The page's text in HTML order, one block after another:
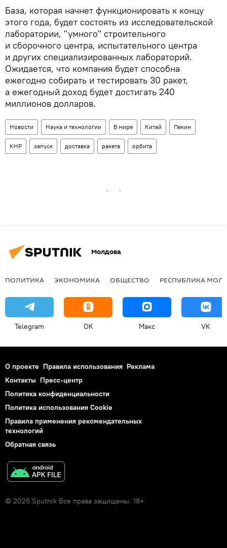
База, которая начнет функционировать к концу
этого года, будет состоять из исследовательской
лаборатории, "умного" строительного
и сборочного центра, испытательного центра
и других специализированных лабораторий.
Ожидается, что компания будет способна
ежегодно собирать и тестировать 30 ракет,
а ежегодный доход будет достигать 240
миллионов долларов.
Новости Наука и технологии В мире Китай Пекин
КНР запуск доставка ракета орбита
Молдова
ПОЛИТИКА ЭКОНОМИКА ОБЩЕСТВО РЕСПУБЛИКА
Telegram OK Макс VK
О проекте Правила использования Реклама
Контакты Пресс-центр
Политика конфиденциальности
Политика использования Cookie
Правила применения рекомендательных
технологий
Обратная связь
© 2026 Sputnik Все права защищены. 18+